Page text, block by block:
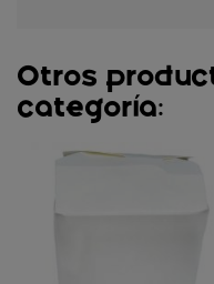
Otros
categoría: